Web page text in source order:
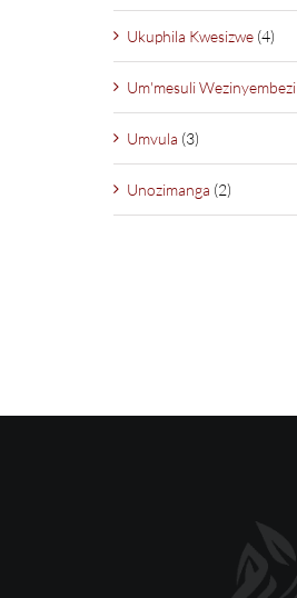
Ukuphila Kwesizwe (4)
Um'mesuli Wezinyembezi
Umvula (3)
Unozimanga (2)